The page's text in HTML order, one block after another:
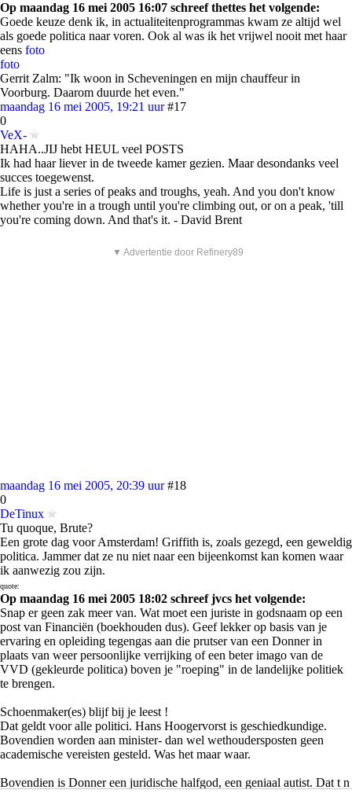
Op maandag 16 mei 2005 16:07 schreef thettes het volgende:
Goede keuze denk ik, in actualiteitenprogrammas kwam ze altijd wel
als goede politica naar voren. Ook al was ik het vrijwel nooit met haar
eens foto
foto
Gerrit Zalm: "Ik woon in Scheveningen en mijn chauffeur in
Voorburg. Daarom duurde het even."
maandag 16 mei 2005, 19:21 uur #17
0
VeX-
HAHA..JIJ hebt HEUL veel POSTS
Ik had haar liever in de tweede kamer gezien. Maar desondanks veel
succes toegewenst.
Life is just a series of peaks and troughs, yeah. And you don't know
whether you're in a trough until you're climbing out, or on a peak, 'till
you're coming down. And that's it. - David Brent
▼ Advertentie door Refinery89
maandag 16 mei 2005, 20:39 uur #18
0
DeTinux
Tu quoque, Brute?
Een grote dag voor Amsterdam! Griffith is, zoals gezegd, een geweldig
politica. Jammer dat ze nu niet naar een bijeenkomst kan komen waar
ik aanwezig zou zijn.
quote:
Op maandag 16 mei 2005 18:02 schreef jvcs het volgende:
Snap er geen zak meer van. Wat moet een juriste in godsnaam op een
post van Financiën (boekhouden dus). Geef lekker op basis van je
ervaring en opleiding tegengas aan die prutser van een Donner in
plaats van weer persoonlijke verrijking of een beter imago van de
VVD (gekleurde politica) boven je "roeping" in de landelijke politiek
te brengen.
Schoenmaker(es) blijf bij je leest !
Dat geldt voor alle politici. Hans Hoogervorst is geschiedkundige.
Bovendien worden aan minister- dan wel wethoudersposten geen
academische vereisten gesteld. Was het maar waar.
Bovendien is Donner een juridische halfgod, een geniaal autist. Dat t n